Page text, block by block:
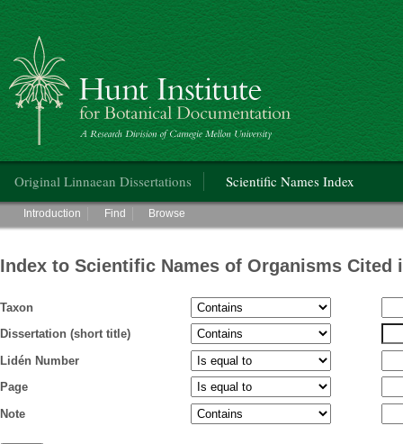
Hunt Institute for Botanical Documentation
Original Linnaean Dissertations Scientific Names Index
Main menu
Introduction Find Browse
Index to Scientific Names of Organisms Cited
Taxon
Dissertation (short title)
Lidén Number
Page
Note